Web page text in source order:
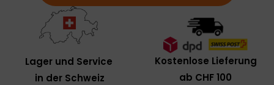
Lager und Service
in der Schweiz
Kostenlose Lieferung
ab CHF 100